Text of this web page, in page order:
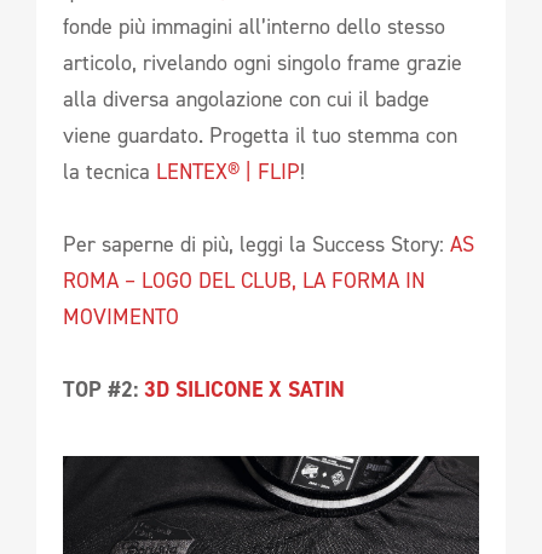
fonde più immagini all’interno dello stesso
articolo, rivelando ogni singolo frame grazie
alla diversa angolazione con cui il badge
viene guardato. Progetta il tuo stemma con
la tecnica LENTEX® | FLIP!
Per saperne di più, leggi la Success Story: AS
ROMA – LOGO DEL CLUB, LA FORMA IN
MOVIMENTO
TOP #2: 3D SILICONE X SATIN